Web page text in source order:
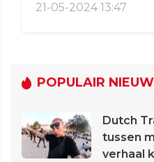
21-05-2024 13:47
POPULAIR
Dutch
tussen
verhaal